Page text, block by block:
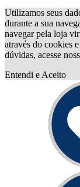
Utilizamos seus
durante a sua
navegar pela loja
através do cookies
dúvidas, acesse
Entendi e Aceito